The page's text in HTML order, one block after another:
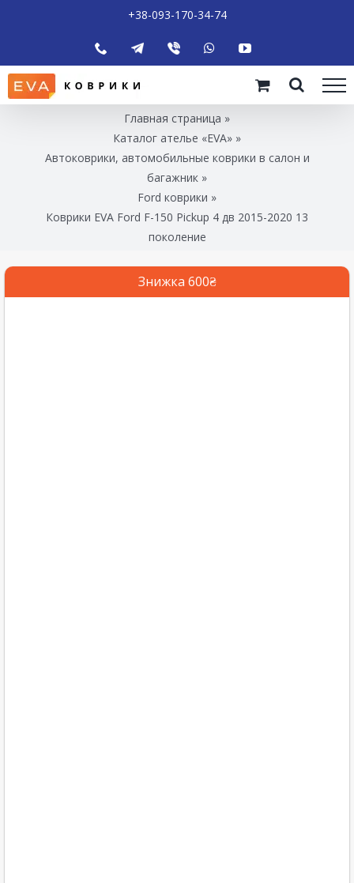
+38-093-170-34-74
Главная страница »
Каталог ателье «EVA» »
Автоковрики, автомобильные коврики в салон и
багажник »
Ford коврики »
Коврики EVA Ford F-150 Pickup 4 дв 2015-2020 13
поколение
Знижка 600₴